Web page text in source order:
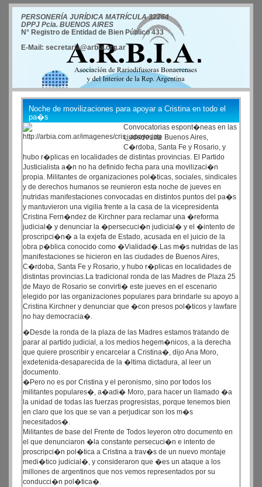
PERSONERÍA JURÍDICA MATRÍCULA 32264
DPPJ Pcia. BUENOS AIRES
N° Registro de Entidad de Bien Público 433
E-Mail: secretaria@arbia.org.ar
Noche de movilizaciones para apoyar a Cristina en todo el
pa�s
Convocatorias espont�neas en las
ciudades de Buenos Aires,
C�rdoba, Santa Fe y Rosario, y
hubo r�plicas en localidades de distintas provincias. El Partido
Justicialista a�n no ha definido fecha para una movilizaci�n
propia. Militantes de organizaciones pol�ticas, sociales, sindicales
y de derechos humanos se reunieron esta noche de jueves en
nutridas manifestaciones convocadas en distintos puntos del pa�s
y mantuvieron una vigilia frente a la casa de la vicepresidenta
Cristina Fern�ndez de Kirchner para reclamar una �reforma
judicial� y denunciar la �persecuci�n judicial� y el �intento de
proscripci�n� a la exjefa de Estado, acusada en el juicio de la
obra p�blica conocido como �Vialidad�.Las m�s nutridas de las
manifestaciones se hicieron en las ciudades de Buenos Aires,
C�rdoba, Santa Fe y Rosario, y hubo r�plicas en localidades de
distintas provincias.La tradicional ronda de las Madres de Plaza 25
de Mayo de Rosario se convirti� este jueves en el escenario
elegido por las organizaciones populares para brindarle su apoyo a
Cristina Kirchner y denunciar que �con presos pol�ticos y lawfare
no hay democracia�.
�Desde la ronda de la plaza de las Madres estamos tratando de
parar al partido judicial, a los medios hegem�nicos, a la derecha
que quiere proscribir y encarcelar a Cristina�, dijo Ana Moro,
exdetenida-desaparecida de la �ltima dictadura, al leer un
documento.
�Pero no es por Cristina y el peronismo, sino por todos los
militantes populares�, a�adi� Moro, para hacer un llamado �a
la unidad de todas las fuerzas progresistas, porque tenemos bien
en claro que los que se van a perjudicar son los m�s
necesitados�.
Militantes de base del Frente de Todos leyeron otro documento en
el que denunciaron �la constante persecuci�n e intento de
proscripci�n pol�tica a Cristina a trav�s de un nuevo montaje
medi�tico judicial�, y consideraron que �es un ataque a los
millones de argentinos que nos vemos representados por su
conducci�n pol�tica�.